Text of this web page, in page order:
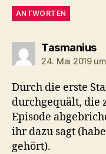
ANTWORTEN
Tasmanius
24. Mai 2019
Durch die erste
durchgequält, die
Episode
ihr dazu sagt
gehört).